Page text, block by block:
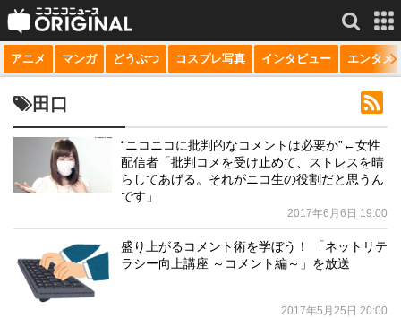
サービス一覧 もっと見る
niconico
動画
生放送
マンガ
アニメ マンガ どうぶつ コスプレ写真 インタビュー エンタメ
田口
“ニコニコに批判的なコメントは必要か”←女性
配信者「批判コメを受け止めて、ストレスを晴
らしてあげる。それがニコ生の役割だと思うん
です」
2017年6月6日 19:00
盛り上がるコメント術を学ぼう！ 「ネットリテ
ラシー向上講座 ～コメント編～」を放送
2017年5月25日 20:00